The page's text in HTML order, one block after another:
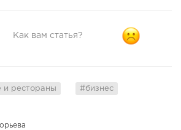
Как вам статья?
и рестораны #бизнес